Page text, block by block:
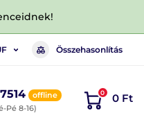
Összehasonlítás
offline
Pé 8-16)
0 0 Ft